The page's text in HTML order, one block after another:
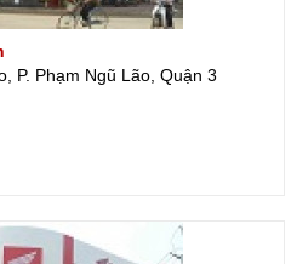
P. Phạm Ngũ Lão, Quận 3